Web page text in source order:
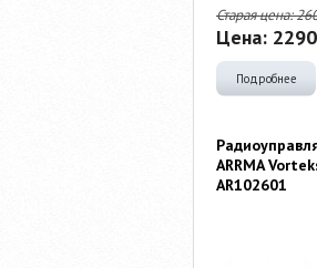
Старая цена:
Цена:
Подробнее
ARRMA
AR102601